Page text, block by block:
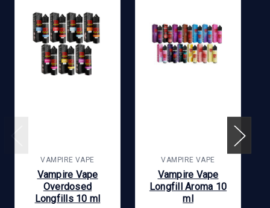
VAMPIRE VAPE
Vampire Vape
Overdosed
Longfills 10 ml
VAMPIRE VAPE
Vampire Vape
Longfill Aroma 10
ml